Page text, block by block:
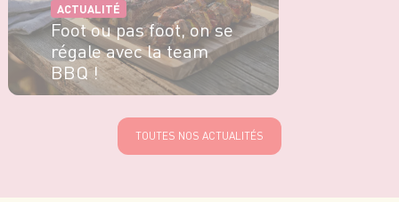
ACTUALITÉ
Foot ou pas foot, on se
régale avec la team
BBQ !
TOUTES NOS ACTUALITÉS